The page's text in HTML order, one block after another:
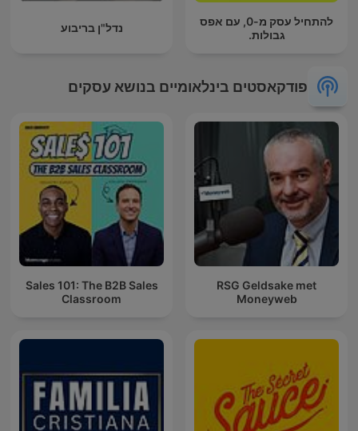
להתחיל עסק מ-0, עם אפס
גבולות.
נדל"ן בריבוע
פודקאסטים בינלאומיים בנושא עסקים
RSG Geldsake met
Moneyweb
Sales 101: The B2B Sales
Classroom